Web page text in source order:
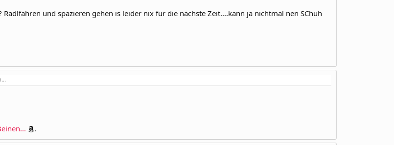
und spazieren gehen is leider nix für die nächste Zeit....kann ja nichtmal nen SChuh
.